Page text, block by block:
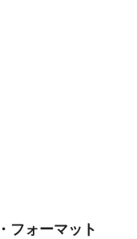
フォーマット